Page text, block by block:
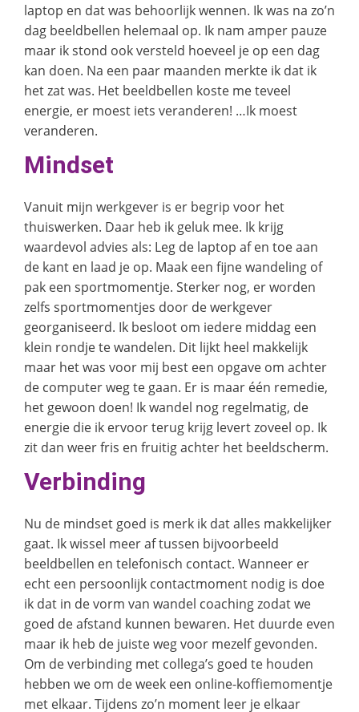
laptop en dat was behoorlijk wennen. Ik was na zo’n
dag beeldbellen helemaal op. Ik nam amper pauze
maar ik stond ook versteld hoeveel je op een dag
kan doen. Na een paar maanden merkte ik dat ik
het zat was. Het beeldbellen koste me teveel
energie, er moest iets veranderen! …Ik moest
veranderen.
Mindset
Vanuit mijn werkgever is er begrip voor het
thuiswerken. Daar heb ik geluk mee. Ik krijg
waardevol advies als: Leg de laptop af en toe aan
de kant en laad je op. Maak een fijne wandeling of
pak een sportmomentje. Sterker nog, er worden
zelfs sportmomentjes door de werkgever
georganiseerd. Ik besloot om iedere middag een
klein rondje te wandelen. Dit lijkt heel makkelijk
maar het was voor mij best een opgave om achter
de computer weg te gaan. Er is maar één remedie,
het gewoon doen! Ik wandel nog regelmatig, de
energie die ik ervoor terug krijg levert zoveel op. Ik
zit dan weer fris en fruitig achter het beeldscherm.
Verbinding
Nu de mindset goed is merk ik dat alles makkelijker
gaat. Ik wissel meer af tussen bijvoorbeeld
beeldbellen en telefonisch contact. Wanneer er
echt een persoonlijk contactmoment nodig is doe
ik dat in de vorm van wandel coaching zodat we
goed de afstand kunnen bewaren. Het duurde even
maar ik heb de juiste weg voor mezelf gevonden.
Om de verbinding met collega’s goed te houden
hebben we om de week een online-koffiemomentje
met elkaar. Tijdens zo’n moment leer je elkaar